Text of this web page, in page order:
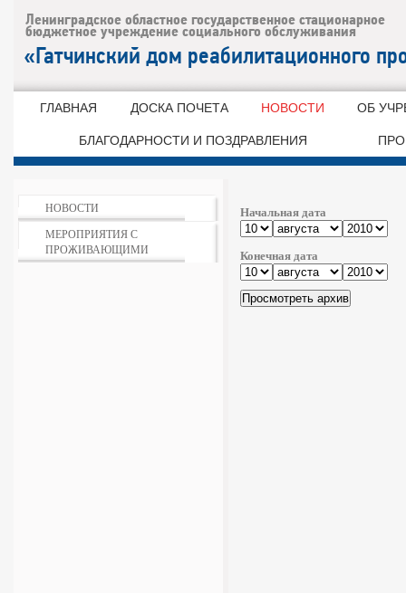
ГЛАВНАЯ ДОСКА ПОЧЕТА НОВОСТИ ОБ
БЛАГОДАРНОСТИ И ПОЗДРАВЛЕНИЯ
НОВОСТИ
МЕРОПРИЯТИЯ С
ПРОЖИВАЮЩИМИ
Начальная дата
Конечная дата